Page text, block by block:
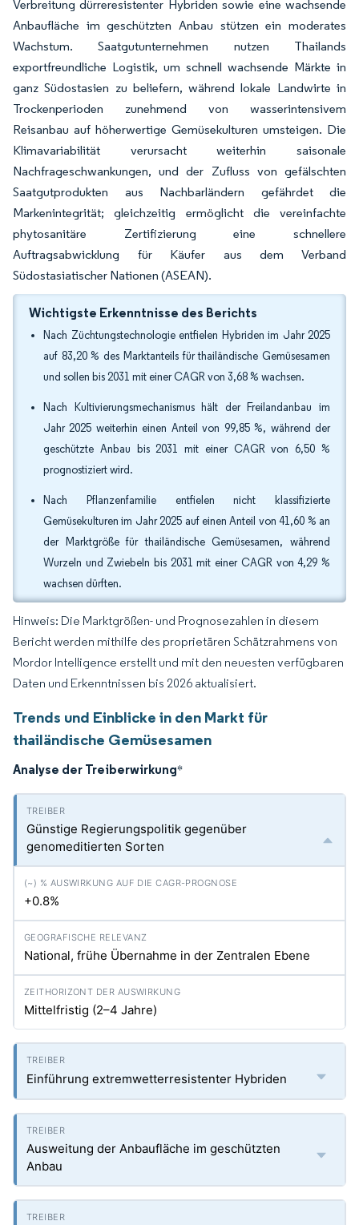
Verbreitung dürreresistenter Hybriden sowie eine wachsende
Anbaufläche im geschützten Anbau stützen ein moderates
Wachstum. Saatgutunternehmen nutzen Thailands
exportfreundliche Logistik, um schnell wachsende Märkte in
ganz Südostasien zu beliefern, während lokale Landwirte in
Trockenperioden zunehmend von wasserintensivem
Reisanbau auf höherwertige Gemüsekulturen umsteigen. Die
Klimavariabilität verursacht weiterhin saisonale
Nachfrageschwankungen, und der Zufluss von gefälschten
Saatgutprodukten aus Nachbarländern gefährdet die
Markenintegrität; gleichzeitig ermöglicht die vereinfachte
phytosanitäre Zertifizierung eine schnellere
Auftragsabwicklung für Käufer aus dem Verband
Südostasiatischer Nationen (ASEAN).
Wichtigste Erkenntnisse des Berichts
Nach Züchtungstechnologie entfielen Hybriden im Jahr 2025
auf 83,20 % des Marktanteils für thailändische Gemüsesamen
und sollen bis 2031 mit einer CAGR von 3,68 % wachsen.
Nach Kultivierungsmechanismus hält der Freilandanbau im
Jahr 2025 weiterhin einen Anteil von 99,85 %, während der
geschützte Anbau bis 2031 mit einer CAGR von 6,50 %
prognostiziert wird.
Nach Pflanzenfamilie entfielen nicht klassifizierte
Gemüsekulturen im Jahr 2025 auf einen Anteil von 41,60 % an
der Marktgröße für thailändische Gemüsesamen, während
Wurzeln und Zwiebeln bis 2031 mit einer CAGR von 4,29 %
wachsen dürften.
Hinweis: Die Marktgrößen- und Prognosezahlen in diesem
Bericht werden mithilfe des proprietären Schätzrahmens von
Mordor Intelligence erstellt und mit den neuesten verfügbaren
Daten und Erkenntnissen bis 2026 aktualisiert.
Trends und Einblicke in den Markt für
thailändische Gemüsesamen
Analyse der Treiberwirkung*
Günstige Regierungspolitik gegenüber
genomeditierten Sorten
+0.8%
National, frühe Übernahme in der Zentralen Ebene
Mittelfristig (2–4 Jahre)
Einführung extremwetterresistenter Hybriden
Ausweitung der Anbaufläche im geschützten
Anbau